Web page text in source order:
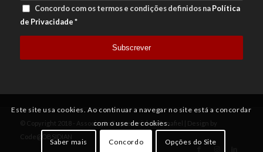
Concordo com os termos e condições definidos naPolítica
de Privacidade*
© Copyright 2018 - Associação Empresarial de Penafiel | Design by
Code@OBSIDIAN
Este site usa cookies. Ao continuar a navegar no site está a concordar
com o use de cookies.
Saber mais Concordo Opções do Site